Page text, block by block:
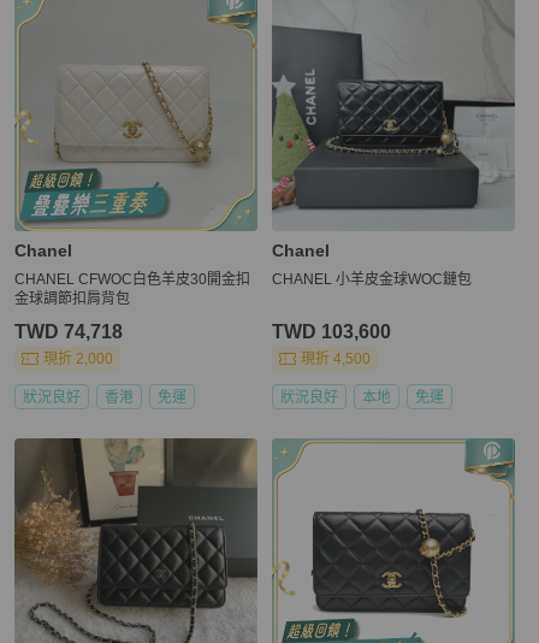
Chanel
CHANEL CFWOC白色羊皮30開金扣
金球調節扣肩背包
TWD 74,718
現折 2,000
狀況良好 香港 免運
Chanel
CHANEL 小羊皮金球WOC鏈包
TWD 103,600
現折 4,500
狀況良好 本地 免運